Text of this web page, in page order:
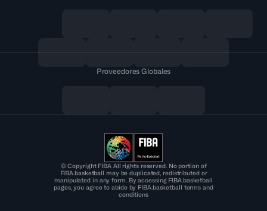
Proveedores Globales
© Copyright FIBA All rights reserved. No portion of
FIBA.basketball may be duplicated, redistributed or
manipulated in any form. By accessing FIBA.basketball
pages, you agree to abide by FIBA.basketball terms and
conditions